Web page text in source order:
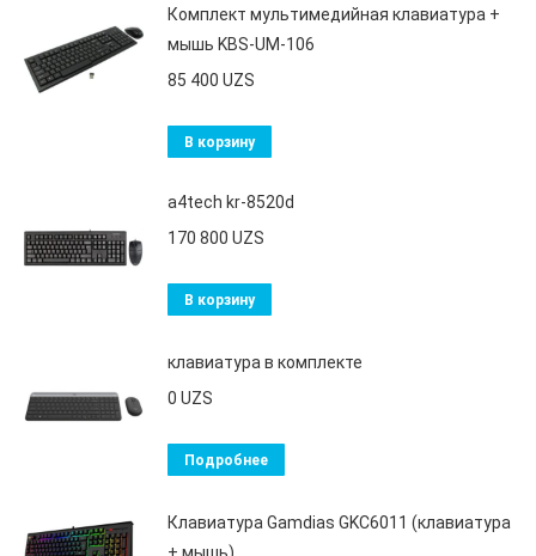
Комплект мультимедийная клавиатура +
мышь KBS-UM-106
85 400 UZS
В корзину
a4tech kr-8520d
170 800 UZS
В корзину
клавиатура в комплекте
0 UZS
Подробнее
Клавиатура Gamdias GKC6011 (клавиатура